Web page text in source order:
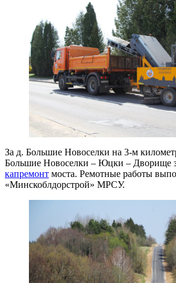
За д. Большие Новоселки на 3-м
Большие Новоселки – Юцки – Дворище
капремонт моста. Ремотные работы
«Минскоблдорстрой» МРСУ.